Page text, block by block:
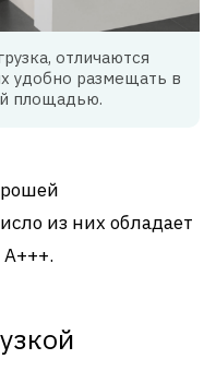
отличаются
удобно размещать в
площадью.
из них обладает